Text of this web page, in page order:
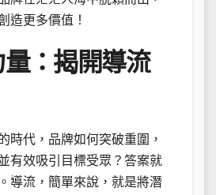
造更多價值！
：揭開導流
時代，品牌如何突破重圍，
有效吸引目標受眾？答案就
導流，簡單來說，就是將潛